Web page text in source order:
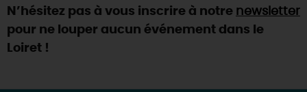
Où sortir ?
N’hésitez pas à vous inscrire à notre newsletter
pour ne louper aucun événement dans le
Loiret !